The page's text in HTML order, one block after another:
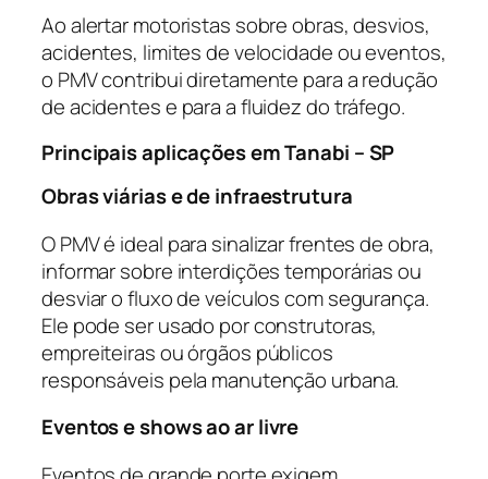
Ao alertar motoristas sobre obras, desvios,
acidentes, limites de velocidade ou eventos,
o PMV contribui diretamente para a redução
de acidentes e para a fluidez do tráfego.
Principais aplicações em Tanabi – SP
Obras viárias e de infraestrutura
O PMV é ideal para sinalizar frentes de obra,
informar sobre interdições temporárias ou
desviar o fluxo de veículos com segurança.
Ele pode ser usado por construtoras,
empreiteiras ou órgãos públicos
responsáveis pela manutenção urbana.
Eventos e shows ao ar livre